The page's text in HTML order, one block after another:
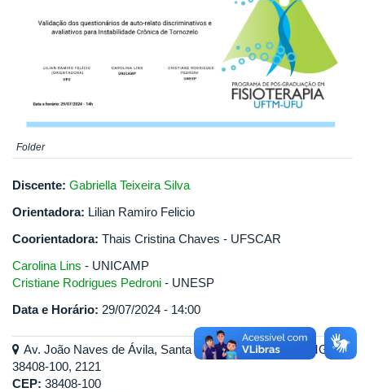
Folder
Discente: Gabriella Teixeira Silva
Orientadora: Lilian Ramiro Felicio
Coorientadora: Thais Cristina Chaves - UFSCAR
Carolina Lins - UNICAMP
Cristiane Rodrigues Pedroni - UNESP
Data e Horário: 29/07/2024 - 14:00
Av. João Naves de Ávila, Santa Mônica, Uberlândia - MG,
38408-100, 2121
CEP: 38408-100